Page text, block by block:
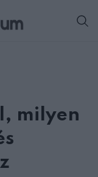
milyen